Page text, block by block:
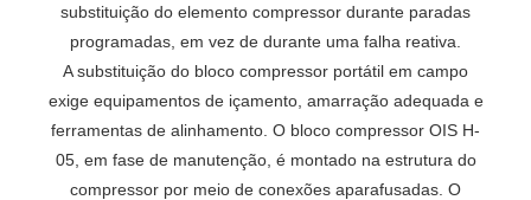
substituição do elemento compressor durante paradas
programadas, em vez de durante uma falha reativa.
A substituição do bloco compressor portátil em campo
exige equipamentos de içamento, amarração adequada e
ferramentas de alinhamento. O bloco compressor OIS H-
05, em fase de manutenção, é montado na estrutura do
compressor por meio de conexões aparafusadas. O